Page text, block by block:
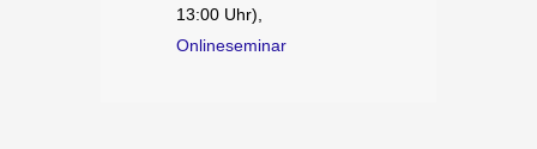
13:00 Uhr),
Onlineseminar